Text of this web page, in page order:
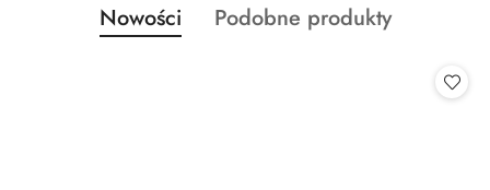
Pomiń karuzelę produktów
Produkty
o
Nowości
Produkty
Podobne produkty